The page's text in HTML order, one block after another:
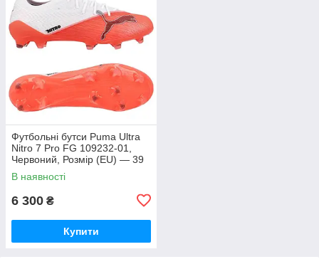
Футбольні бутси Puma Ultra
Nitro 7 Pro FG 109232-01,
Червоний, Розмір (EU) — 39
В наявності
6 300 ₴
Купити